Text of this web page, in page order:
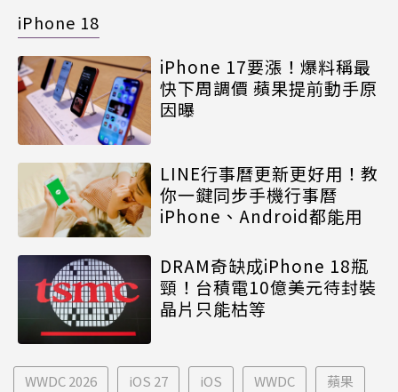
iPhone 18
iPhone 17要漲！爆料稱最
快下周調價 蘋果提前動手原
因曝
LINE行事曆更新更好用！教
你一鍵同步手機行事曆
iPhone、Android都能用
DRAM奇缺成iPhone 18瓶
頸！台積電10億美元待封裝
晶片只能枯等
WWDC 2026 iOS 27 iOS WWDC 蘋果